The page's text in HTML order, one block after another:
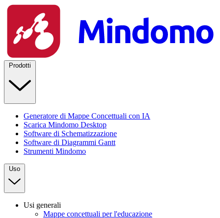
Prodotti
Generatore di Mappe Concettuali con IA
Scarica Mindomo Desktop
Software di Schematizzazione
Software di Diagrammi Gantt
Strumenti Mindomo
Uso
Usi generali
Mappe concettuali per l'educazione